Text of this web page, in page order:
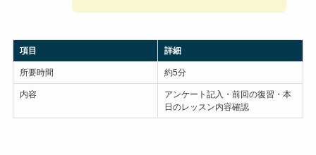
項目 詳細
所要時間 約5分
内容
アンケート記入・前回の復習・本
日のレッスン内容確認